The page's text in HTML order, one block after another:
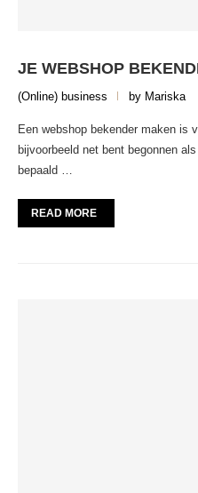
JE WEBSHOP
(Online) business by Mariska
Een webshop bekender maken is
bijvoorbeeld net bent begonnen
bepaald …
READ MORE